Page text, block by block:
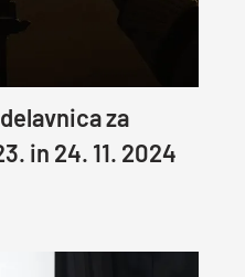
za
in 24. 11. 2024